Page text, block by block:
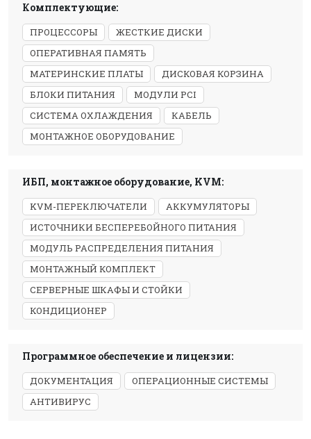
Комплектующие:
ПРОЦЕССОРЫ
ЖЕСТКИЕ ДИСКИ
ОПЕРАТИВНАЯ ПАМЯТЬ
МАТЕРИНСКИЕ ПЛАТЫ
ДИСКОВАЯ КОРЗИНА
БЛОКИ ПИТАНИЯ
МОДУЛИ PCI
СИСТЕМА ОХЛАЖДЕНИЯ
КАБЕЛЬ
МОНТАЖНОЕ ОБОРУДОВАНИЕ
ИБП, монтажное оборудование, KVM:
KVM-ПЕРЕКЛЮЧАТЕЛИ
АККУМУЛЯТОРЫ
ИСТОЧНИКИ БЕСПЕРЕБОЙНОГО ПИТАНИЯ
МОДУЛЬ РАСПРЕДЕЛЕНИЯ ПИТАНИЯ
МОНТАЖНЫЙ КОМПЛЕКТ
СЕРВЕРНЫЕ ШКАФЫ И СТОЙКИ
КОНДИЦИОНЕР
Программное обеспечение и лицензии:
ДОКУМЕНТАЦИЯ
ОПЕРАЦИОННЫЕ СИСТЕМЫ
АНТИВИРУС